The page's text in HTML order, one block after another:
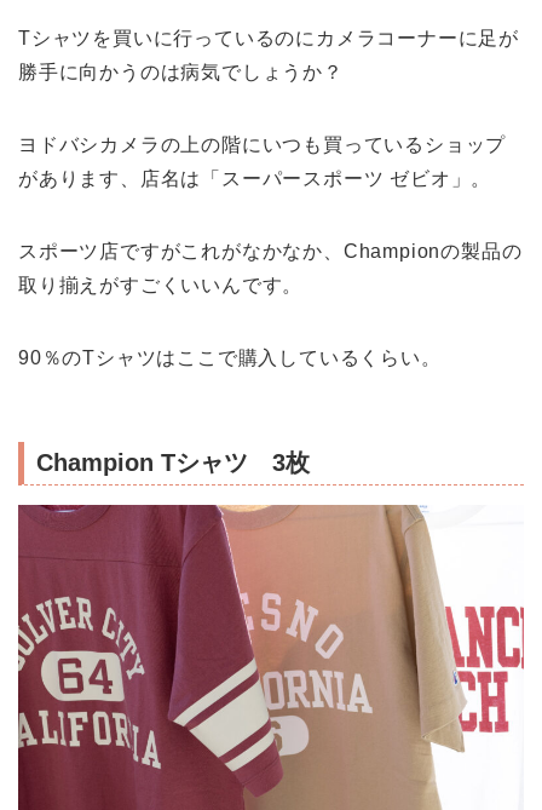
Tシャツを買いに行っているのにカメラコーナーに足が
勝手に向かうのは病気でしょうか？
ヨドバシカメラの上の階にいつも買っているショップ
があります、店名は「スーパースポーツ ゼビオ」。
スポーツ店ですがこれがなかなか、Championの製品の
取り揃えがすごくいいんです。
90％のTシャツはここで購入しているくらい。
Champion Tシャツ 3枚